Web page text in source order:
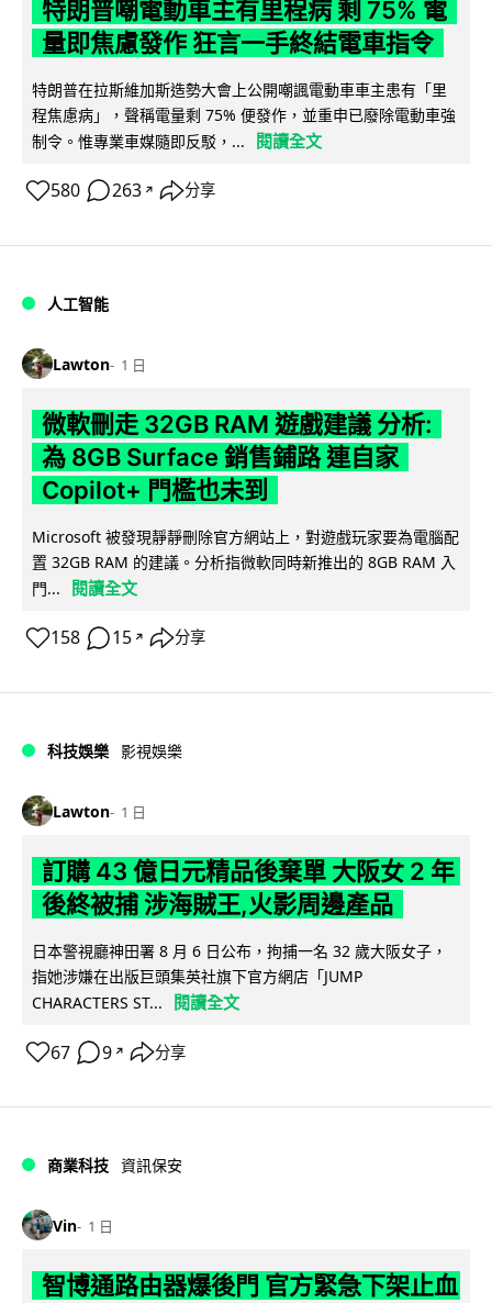
特朗普嘲電動車主有里程病 剩 75% 電
量即焦慮發作 狂言一手終結電車指令
特朗普在拉斯維加斯造勢大會上公開嘲諷電動車車主患有「里
程焦慮病」，聲稱電量剩 75% 便發作，並重申已廢除電動車強
制令。惟專業車媒隨即反駁，...
閱讀全文
580 263 ↗ 分享
人工智能
Lawton 1 日
微軟刪走 32GB RAM 遊戲建議 分析:
為 8GB Surface 銷售鋪路 連自家
Copilot+ 門檻也未到
Microsoft 被發現靜靜刪除官方網站上，對遊戲玩家要為電腦配
置 32GB RAM 的建議。分析指微軟同時新推出的 8GB RAM 入
門...
閱讀全文
158 15 ↗ 分享
科技娛樂 影視娛樂
Lawton 1 日
訂購 43 億日元精品後棄單 大阪女 2 年
後終被捕 涉海賊王,火影周邊產品
日本警視廳神田署 8 月 6 日公布，拘捕一名 32 歲大阪女子，
指她涉嫌在出版巨頭集英社旗下官方網店「JUMP
CHARACTERS ST...
閱讀全文
67 9 ↗ 分享
商業科技 資訊保安
Vin 1 日
智博通路由器爆後門 官方緊急下架止血